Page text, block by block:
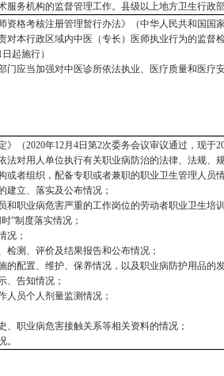
服务机构的监督管理工作。县级以上地方卫生行政
资格考核注册管理暂行办法》（中华人民共和国国
对本行政区域内中医（专长）医师执业行为的监
起施行）
应当加强对中医诊所依法执业、医疗质量和医疗
》（2020年12月4日第2次委务会议审议通过，现于
法对用人单位执行有关职业病防治的法律、法规、
或者组织，配备专职或者兼职的职业卫生管理人员情
建立、落实及公布情况；
和职业病危害严重的工作岗位的劳动者职业卫生培
”制度落实情况；
况；
检测、评价及结果报告和公布情况；
的配置、维护、保养情况，以及职业病防护用品的
、告知情况；
人员个人剂量监测情况；
、职业病危害接触关系等相关资料的情况；
。